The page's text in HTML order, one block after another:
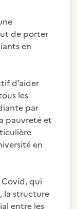
de porter
en
d’aider
les
par
pauvreté et
en
Covid, qui
la structure
entre les